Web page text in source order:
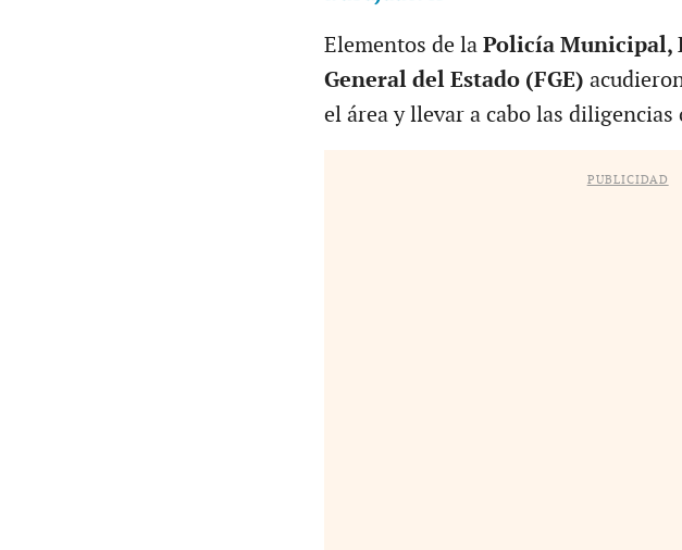
Elementos de la Policía Municipal,
General del Estado (FGE)
el área y llevar a cabo las
PUBLICIDAD